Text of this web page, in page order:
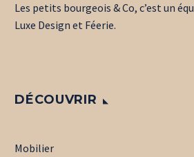
Les petits bourgeois & Co, c’est un
Luxe Design et Féerie.
DÉCOUVRIR
Mobilier